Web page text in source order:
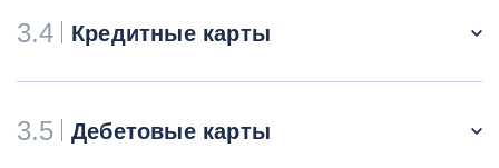
3.4 Кредитные карты
3.5 Дебетовые карты